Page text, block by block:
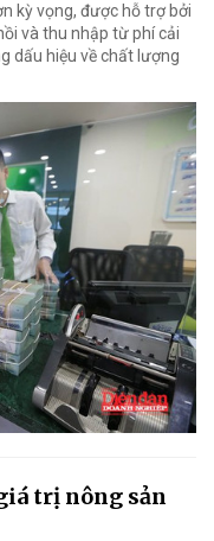
kỳ vọng, được hỗ trợ bởi
và thu nhập từ phí cải
dấu hiệu về chất lượng
trị nông sản